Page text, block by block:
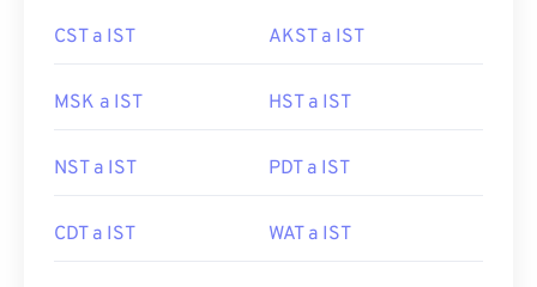
CST a IST AKST a IST
MSK a IST HST a IST
NST a IST PDT a IST
CDT a IST WAT a IST